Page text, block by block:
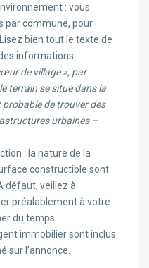
: vous
par commune, pour
bien tout le texte de
informations
de village », par
terrain se situe dans la
de trouver des
urbaines –
: la nature de la
constructible sont
défaut, veillez à
préalablement à votre
du temps.
immobilier sont inclus
sur l’annonce.